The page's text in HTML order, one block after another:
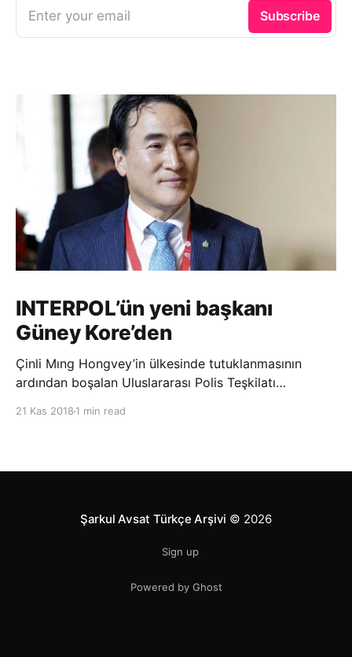
Enter your email Subscribe
INTERPOL’ün yeni başkanı
Güney Kore’den
Çinli Mıng Hongvey’in ülkesinde tutuklanmasının
ardından boşalan Uluslararası Polis Teşkilatı
21 Kas 2018 1 min read
Şarkul Avsat Türkçe Arşivi © 2026
Sign up
Powered by Ghost